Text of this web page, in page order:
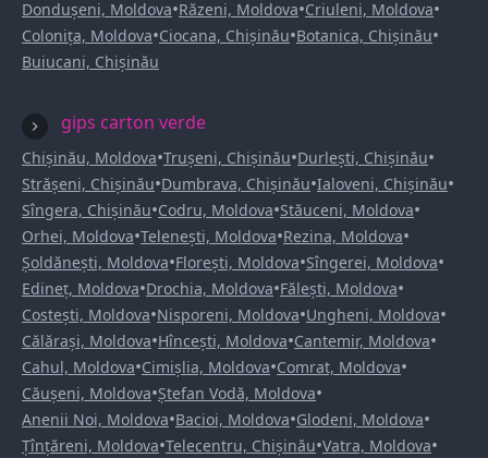
Dondușeni, Moldova•Răzeni, Moldova•Criuleni, Moldova•
Colonița, Moldova•Ciocana, Chișinău•Botanica, Chișinău•
Buiucani, Chișinău
gips carton verde
Chișinău, Moldova•Trușeni, Chișinău•Durlești, Chișinău•
Strășeni, Chișinău•Dumbrava, Chișinău•Ialoveni, Chișinău•
Sîngera, Chișinău•Codru, Moldova•Stăuceni, Moldova•
Orhei, Moldova•Telenești, Moldova•Rezina, Moldova•
Șoldănești, Moldova•Florești, Moldova•Sîngerei, Moldova•
Edineț, Moldova•Drochia, Moldova•Fălești, Moldova•
Costești, Moldova•Nisporeni, Moldova•Ungheni, Moldova•
Călărași, Moldova•Hîncești, Moldova•Cantemir, Moldova•
Cahul, Moldova•Cimișlia, Moldova•Comrat, Moldova•
Căușeni, Moldova•Ștefan Vodă, Moldova•
Anenii Noi, Moldova•Bacioi, Moldova•Glodeni, Moldova•
Țînțăreni, Moldova•Telecentru, Chișinău•Vatra, Moldova•